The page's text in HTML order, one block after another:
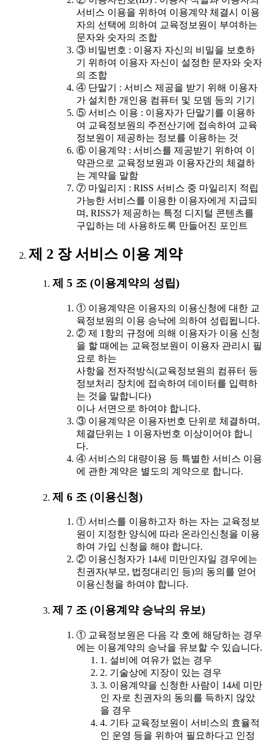
서비스 이용을 위하여 이용계약 체결시 이용
자의 선택에 의하여 교육정보원이 부여하는
문자와 숫자의 조합
③ 비밀번호 : 이용자 자신의 비밀을 보호하
기 위하여 이용자 자신이 설정한 문자와 숫자
의 조합
④ 단말기 : 서비스 제공을 받기 위해 이용자
가 설치한 개인용 컴퓨터 및 모뎀 등의 기기
⑤ 서비스 이용 : 이용자가 단말기를 이용하
여 교육정보원의 주전산기에 접속하여 교육
정보원이 제공하는 정보를 이용하는 것
⑥ 이용계약 : 서비스를 제공받기 위하여 이
약관으로 교육정보원과 이용자간의 체결하
는 계약을 말함
⑦ 마일리지 : RISS 서비스 중 마일리지 적립
가능한 서비스를 이용한 이용자에게 지급되
며, RISS가 제공하는 특정 디지털 콘텐츠를
구입하는 데 사용하도록 만들어진 포인트
제 2 장 서비스 이용 계약
제 5 조 (이용계약의 성립)
① 이용계약은 이용자의 이용신청에 대한 교
육정보원의 이용 승낙에 의하여 성립됩니다.
② 제 1항의 규정에 의해 이용자가 이용 신청
을 할 때에는 교육정보원이 이용자 관리시 필
요로 하는
사항을 전자적방식(교육정보원의 컴퓨터 등
정보처리 장치에 접속하여 데이터를 입력하
는 것을 말합니다)
이나 서면으로 하여야 합니다.
③ 이용계약은 이용자번호 단위로 체결하며,
체결단위는 1 이용자번호 이상이어야 합니
다.
④ 서비스의 대량이용 등 특별한 서비스 이용
에 관한 계약은 별도의 계약으로 합니다.
제 6 조 (이용신청)
① 서비스를 이용하고자 하는 자는 교육정보
원이 지정한 양식에 따라 온라인신청을 이용
하여 가입 신청을 해야 합니다.
② 이용신청자가 14세 미만인자일 경우에는
친권자(부모, 법정대리인 등)의 동의를 얻어
이용신청을 하여야 합니다.
제 7 조 (이용계약 승낙의 유보)
① 교육정보원은 다음 각 호에 해당하는 경우
에는 이용계약의 승낙을 유보할 수 있습니다.
1. 설비에 여유가 없는 경우
2. 기술상에 지장이 있는 경우
3. 이용계약을 신청한 사람이 14세 미만
인 자로 친권자의 동의를 득하지 않았
을 경우
4. 기타 교육정보원이 서비스의 효율적
인 운영 등을 위하여 필요하다고 인정